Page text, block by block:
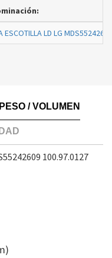
ESCOTILLA LD LG
/ VOLUMEN
100.97.0127